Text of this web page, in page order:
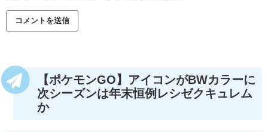
【ポケモンGO】アイコンがBWカラーに
次シーズンは年末恒例レシゼクキュレム
か